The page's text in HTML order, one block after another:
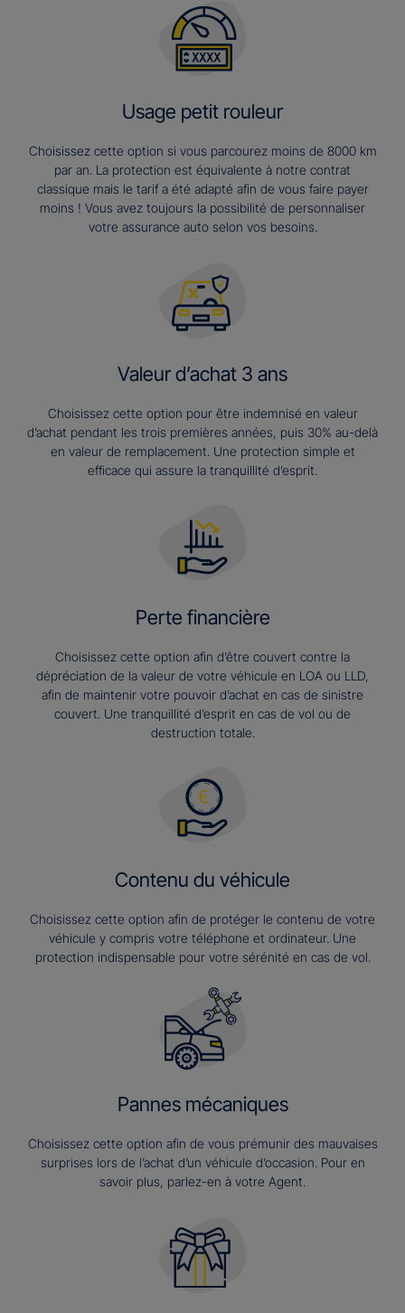
Usage petit rouleur
Choisissez cette option si vous parcourez moins de 8000 km
par an. La protection est équivalente à notre contrat
classique mais le tarif a été adapté afin de vous faire payer
moins ! Vous avez toujours la possibilité de personnaliser
votre assurance auto selon vos besoins.
Valeur d’achat 3 ans​
Choisissez cette option pour être indemnisé en valeur
d’achat pendant les trois premières années, puis 30% au-delà
en valeur de remplacement. Une protection simple et
efficace qui assure la tranquillité d’esprit.
Perte financière
Choisissez cette option afin d’être couvert contre la
dépréciation de la valeur de votre véhicule en LOA ou LLD,
afin de maintenir votre pouvoir d’achat en cas de sinistre
couvert. Une tranquillité d’esprit en cas de vol ou de
destruction totale.
Contenu du véhicule
Choisissez cette option afin de protéger le contenu de votre
véhicule y compris votre téléphone et ordinateur. Une
protection indispensable pour votre sérénité en cas de vol.
Pannes mécaniques
Choisissez cette option afin de vous prémunir des mauvaises
surprises lors de l’achat d’un véhicule d’occasion. Pour en
savoir plus, parlez-en à votre Agent.